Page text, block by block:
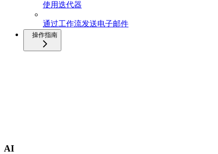
使用迭代器
通过工作流发送电子邮件
操作指南
AI